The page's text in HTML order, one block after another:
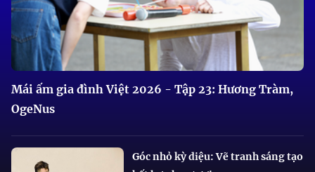
Mái ấm gia đình Việt 2026 - Tập 23: Hương Tràm,
OgeNus
Góc nhỏ kỳ diệu: Vẽ tranh sáng tạo